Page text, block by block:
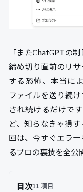
「またChatGPTの
締め切り直前のリ
する恐怖、本当に
ファイルを送り続
され続けるだけで
ど、知らなきゃ損
回は、今すぐエラ
るプロの裏技を全公
目次11 項目